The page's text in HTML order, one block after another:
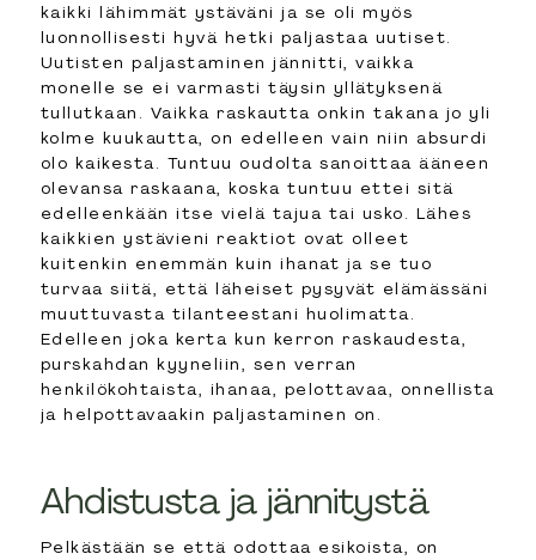
kaikki lähimmät ystäväni ja se oli myös
luonnollisesti hyvä hetki paljastaa uutiset.
Uutisten paljastaminen jännitti, vaikka
monelle se ei varmasti täysin yllätyksenä
tullutkaan. Vaikka raskautta onkin takana jo yli
kolme kuukautta, on edelleen vain niin absurdi
olo kaikesta. Tuntuu oudolta sanoittaa ääneen
olevansa raskaana, koska tuntuu ettei sitä
edelleenkään itse vielä tajua tai usko. Lähes
kaikkien ystävieni reaktiot ovat olleet
kuitenkin enemmän kuin ihanat ja se tuo
turvaa siitä, että läheiset pysyvät elämässäni
muuttuvasta tilanteestani huolimatta.
Edelleen joka kerta kun kerron raskaudesta,
purskahdan kyyneliin, sen verran
henkilökohtaista, ihanaa, pelottavaa, onnellista
ja helpottavaakin paljastaminen on.
Ahdistusta ja jännitystä
Pelkästään se että odottaa esikoista, on